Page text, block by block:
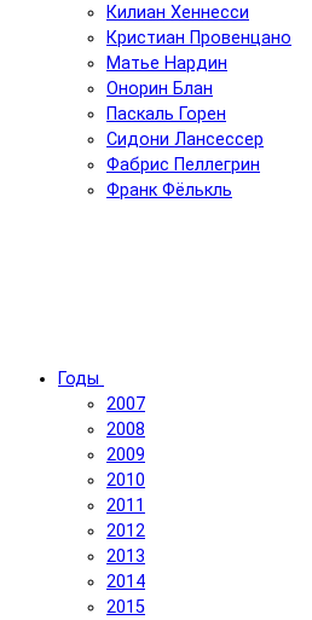
Килиан Хеннесси
Кристиан Провенцано
Матье Нардин
Онорин Блан
Паскаль Горен
Сидони Лансессер
Фабрис Пеллегрин
Франк Фёлькль
Годы
2007
2008
2009
2010
2011
2012
2013
2014
2015